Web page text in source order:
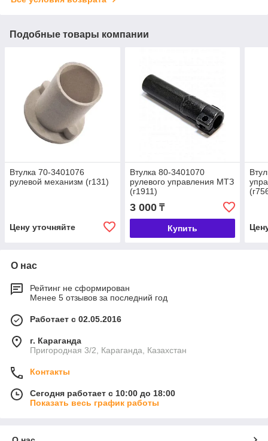
Подобные товары компании
Втулка 70-3401076
рулевой механизм (г131)
Цену уточняйте
Втулка 80-3401070
рулевого управления МТЗ
(г1911)
3 000₸
Купить
О нас
Рейтинг не сформирован
Менее 5 отзывов за последний год
Работает с 02.05.2016
г. Караганда
Пригородная 3/2, Караганда, Казахстан
Контакты
Сегодня работает с 10:00 до 18:00
Показать весь график работы